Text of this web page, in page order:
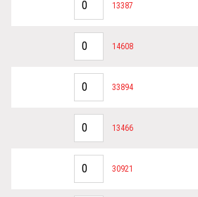
13387
14608
33894
13466
30921